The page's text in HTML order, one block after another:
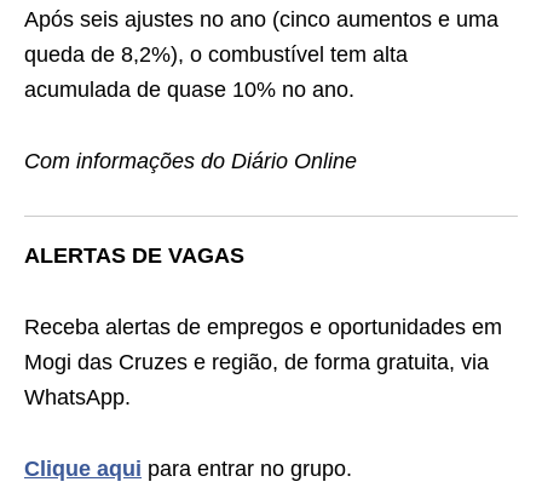
Após seis ajustes no ano (cinco aumentos e uma
queda de 8,2%), o combustível tem alta
acumulada de quase 10% no ano.
Com informações do Diário Online
ALERTAS DE VAGAS
Receba alertas de empregos e oportunidades em
Mogi das Cruzes e região, de forma gratuita, via
WhatsApp.
Clique aqui para entrar no grupo.